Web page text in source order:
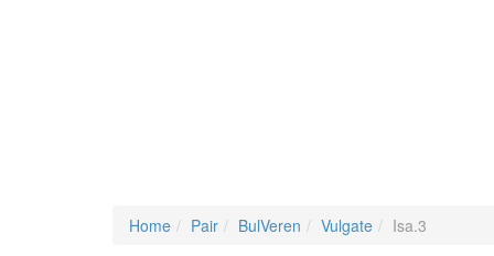
Home Pair BulVeren Vulgate Isa.3